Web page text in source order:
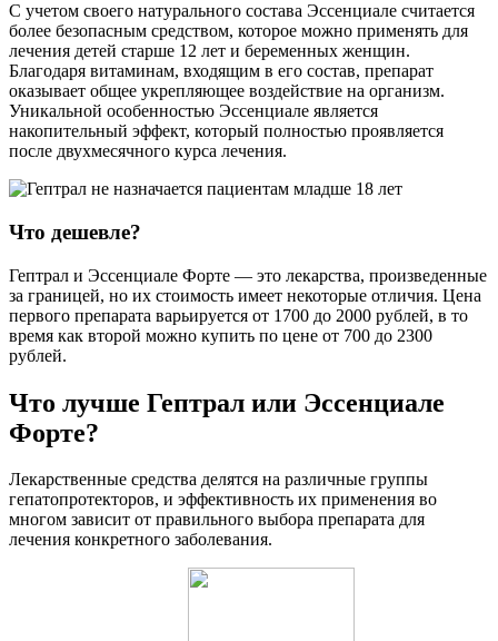
С учетом своего натурального состава Эссенциале считается
более безопасным средством, которое можно применять для
лечения детей старше 12 лет и беременных женщин.
Благодаря витаминам, входящим в его состав, препарат
оказывает общее укрепляющее воздействие на организм.
Уникальной особенностью Эссенциале является
накопительный эффект, который полностью проявляется
после двухмесячного курса лечения.
Что дешевле?
Гептрал и Эссенциале Форте — это лекарства, произведенные
за границей, но их стоимость имеет некоторые отличия. Цена
первого препарата варьируется от 1700 до 2000 рублей, в то
время как второй можно купить по цене от 700 до 2300
рублей.
Что лучше Гептрал или Эссенциале
Форте?
Лекарственные средства делятся на различные группы
гепатопротекторов, и эффективность их применения во
многом зависит от правильного выбора препарата для
лечения конкретного заболевания.